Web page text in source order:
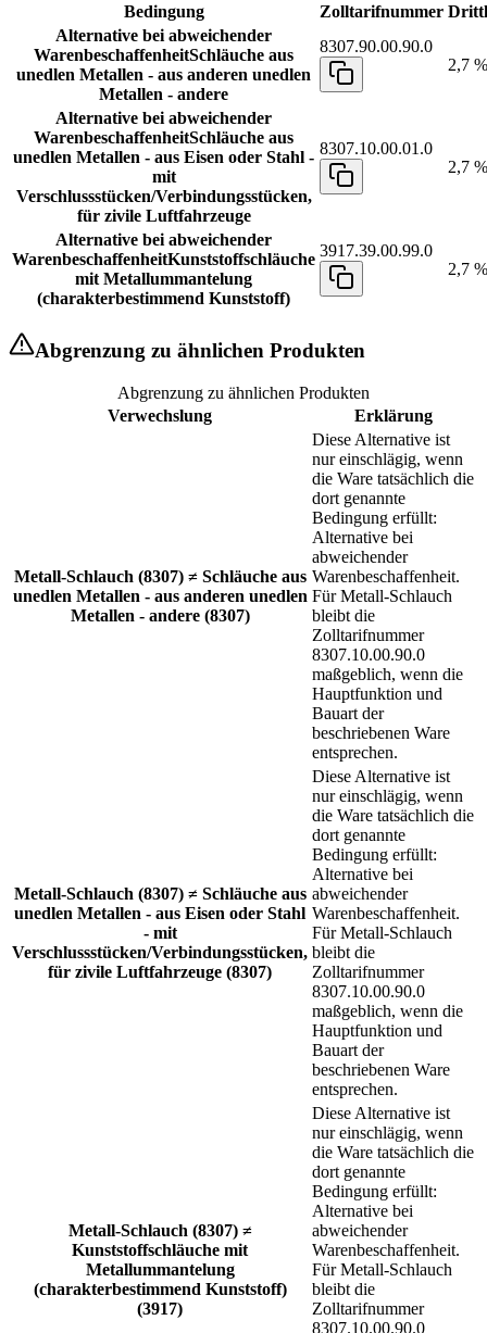
Bedingung
Zolltarifnummer
Alternative bei abweichender
WarenbeschaffenheitSchläuche aus
unedlen Metallen - aus anderen unedlen
Metallen - andere
8307.90.00.90.0
2,7 %
Alternative bei abweichender
WarenbeschaffenheitSchläuche aus
unedlen Metallen - aus Eisen oder Stahl -
mit
Verschlussstücken/Verbindungsstücken,
für zivile Luftfahrzeuge
8307.10.00.01.0
2,7 %
Alternative bei abweichender
WarenbeschaffenheitKunststoffschläuche
mit Metallummantelung
(charakterbestimmend Kunststoff)
3917.39.00.99.0
2,7 %
Abgrenzung zu ähnlichen Produkten
Abgrenzung zu ähnlichen Produkten
Verwechslung
Erklärung
Metall-Schlauch (8307) ≠ Schläuche aus
unedlen Metallen - aus anderen unedlen
Metallen - andere (8307)
Diese Alternative ist
nur einschlägig, wenn
die Ware tatsächlich die
dort genannte
Bedingung erfüllt:
Alternative bei
abweichender
Warenbeschaffenheit.
Für Metall-Schlauch
bleibt die
Zolltarifnummer
8307.10.00.90.0
maßgeblich, wenn die
Hauptfunktion und
Bauart der
beschriebenen Ware
entsprechen.
Metall-Schlauch (8307) ≠ Schläuche aus
unedlen Metallen - aus Eisen oder Stahl
- mit
Verschlussstücken/Verbindungsstücken,
für zivile Luftfahrzeuge (8307)
Diese Alternative ist
nur einschlägig, wenn
die Ware tatsächlich die
dort genannte
Bedingung erfüllt:
Alternative bei
abweichender
Warenbeschaffenheit.
Für Metall-Schlauch
bleibt die
Zolltarifnummer
8307.10.00.90.0
maßgeblich, wenn die
Hauptfunktion und
Bauart der
beschriebenen Ware
entsprechen.
Metall-Schlauch (8307) ≠
Kunststoffschläuche mit
Metallummantelung
(charakterbestimmend Kunststoff)
(3917)
Diese Alternative ist
nur einschlägig, wenn
die Ware tatsächlich die
dort genannte
Bedingung erfüllt:
Alternative bei
abweichender
Warenbeschaffenheit.
Für Metall-Schlauch
bleibt die
Zolltarifnummer
8307.10.00.90.0